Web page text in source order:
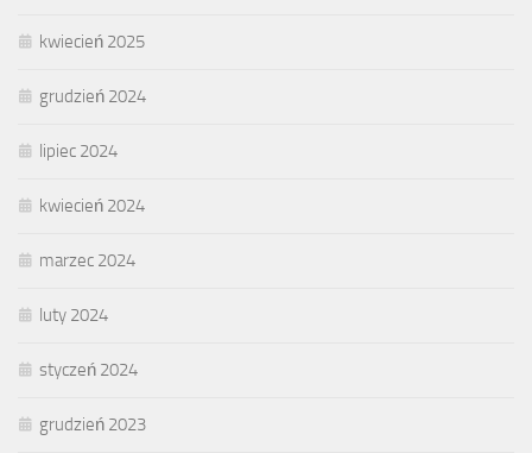
kwiecień 2025
grudzień 2024
lipiec 2024
kwiecień 2024
marzec 2024
luty 2024
styczeń 2024
grudzień 2023